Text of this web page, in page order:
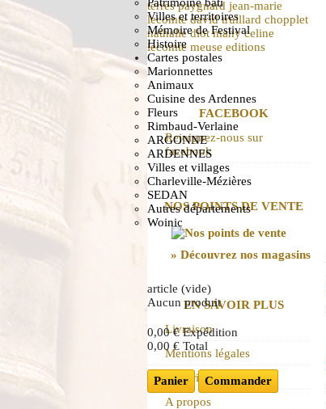
Villes et territoires
Mémoire de Festival
Histoire
Cartes postales
Marionnettes
Animaux
Cuisine des Ardennes
Fleurs
Rimbaud-Verlaine
ARGONNE
ARDENNES
Villes et villages
Charleville-Mézières
SEDAN
Autres départements
Woinic
article (vide)
Aucun produit
0,00 € Expédition
0,00 € Total
Panier Commander
terres paygnard jean-marie
lecomte david truillard chopplet
nathalie diot mahy celine
lecomte meuse editions
FACEBOOK
Rejoignez-nous sur
facebook
NOS POINTS DE VENTE
» Découvrez nos magasins
EN SAVOIR PLUS
Livraison
Mentions légales
Historique
A propos